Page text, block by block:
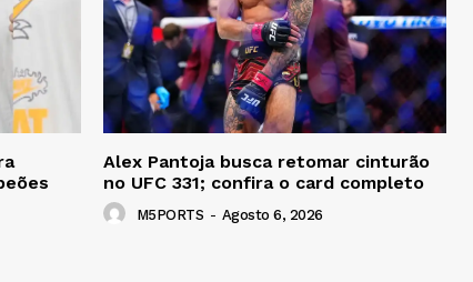
Alex Pantoja busca retomar cinturão
no UFC 331; confira o card completo
M5PORTS - Agosto 6, 2026